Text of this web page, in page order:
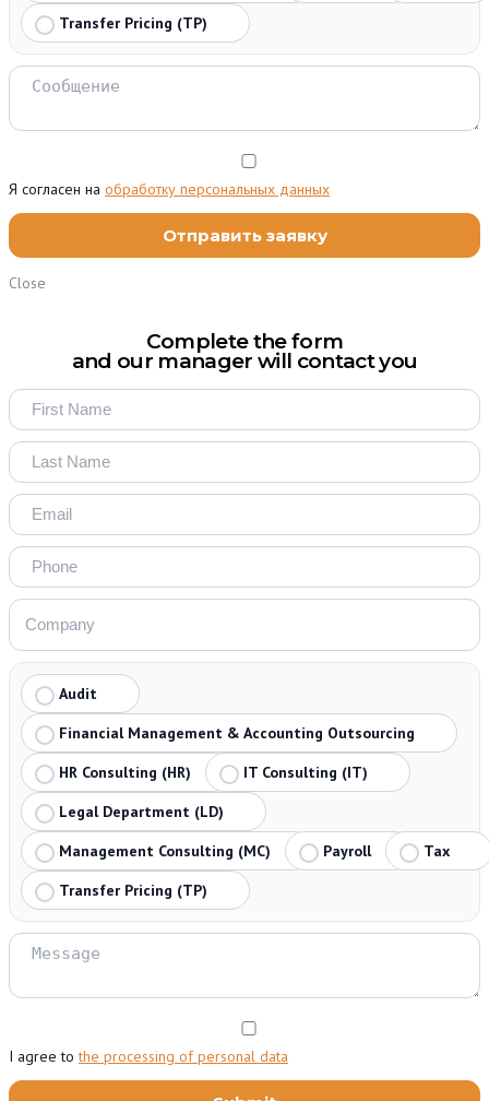
Transfer Pricing (TP)
Я согласен на обработку персональных данных
Close
Complete the form
and our manager will contact you
Audit
Financial Management & Accounting Outsourcing
HR Consulting (HR)
IT Consulting (IT)
Legal Department (LD)
Management Consulting (MC)
Payroll
Tax
Transfer Pricing (TP)
I agree tothe processing of personal data